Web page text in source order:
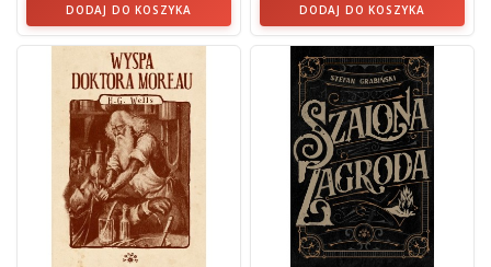
DODAJ DO KOSZYKA DODAJ DO KOSZYKA